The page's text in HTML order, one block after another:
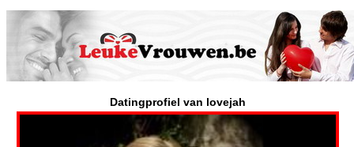
Datingprofiel van lovejah